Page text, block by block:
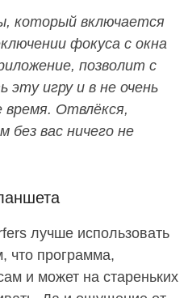
который включается
фокуса с окна
позволит с
эту игру и в не очень
время. Отвлёкся,
без вас ничего не
лучше использовать
что программа,
и может на стареньких